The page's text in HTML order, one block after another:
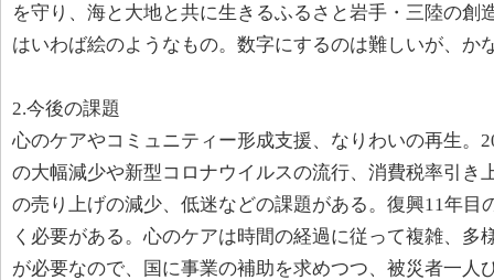
を守り、海と大地と共に生きるふるさと岩手・三陸の創
はいわば絵のようなもの。数字にするのは難しいが、か
2.今後の課題
心のケアやコミュニティー形成支援、なりわいの再生。
の大幅減少や新型コロナウイルスの流行、消費税率引き
の売り上げの減少、低迷などの課題がある。復興11年目
く必要がある。心のケアは時間の経過に従って複雑、多
が必要なので、国に事業の補助を求めつつ、被災者一人